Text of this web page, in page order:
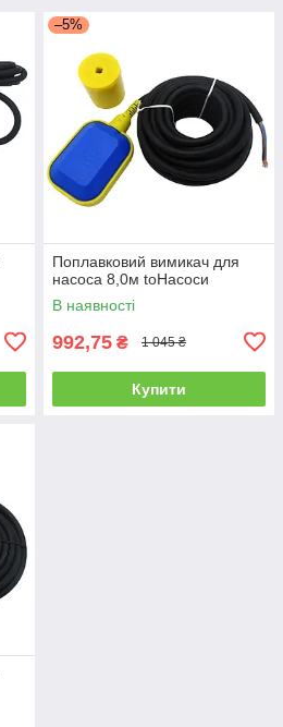
–5%
Поплавковий вимикач для
насоса 8,0м toHacocи
В наявності
992,75 ₴ 1 045 ₴
Купити